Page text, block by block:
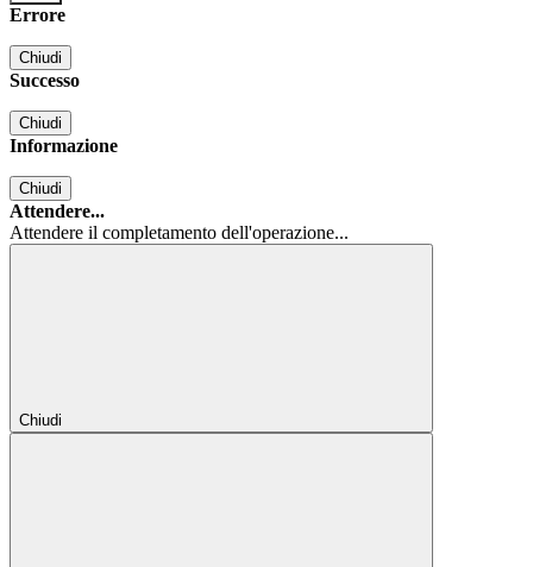
Errore
Chiudi
Successo
Chiudi
Informazione
Chiudi
Attendere...
Attendere il completamento dell'operazione...
Chiudi